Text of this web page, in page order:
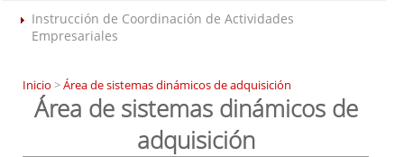
Instrucción de Coordinación de Actividades
Empresariales
Inicio >Área de sistemas dinámicos de adquisición
Área de sistemas dinámicos de
adquisición